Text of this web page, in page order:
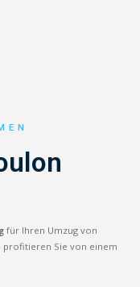
für Ihren Umzug von
profitieren Sie von einem